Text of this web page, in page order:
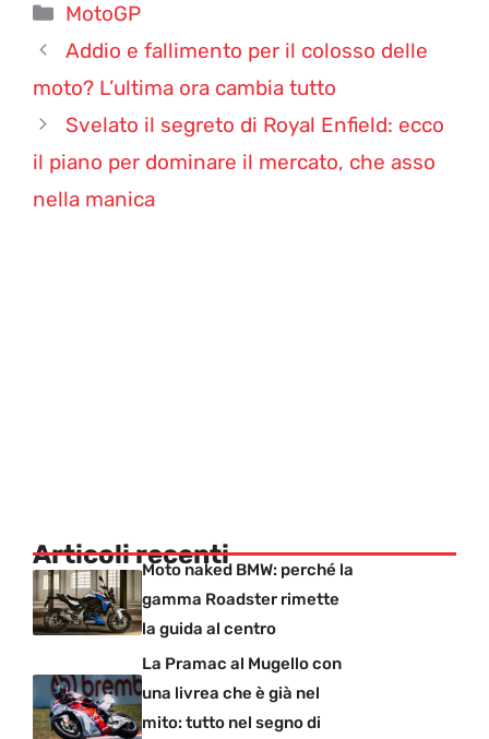
Categorie
MotoGP
Addio e fallimento per il colosso delle
moto? L’ultima ora cambia tutto
Svelato il segreto di Royal Enfield: ecco
il piano per dominare il mercato, che asso
nella manica
Articoli recentiMoto naked BMW: perché la
gamma Roadster rimette
la guida al centro
La Pramac al Mugello con
una livrea che è già nel
mito: tutto nel segno di